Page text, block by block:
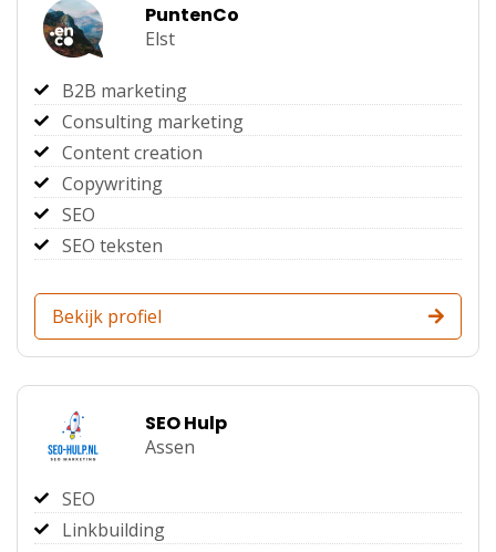
PuntenCo
Elst
B2B marketing
Consulting marketing
Content creation
Copywriting
SEO
SEO teksten
Bekijk profiel
SEO Hulp
Assen
SEO
Linkbuilding